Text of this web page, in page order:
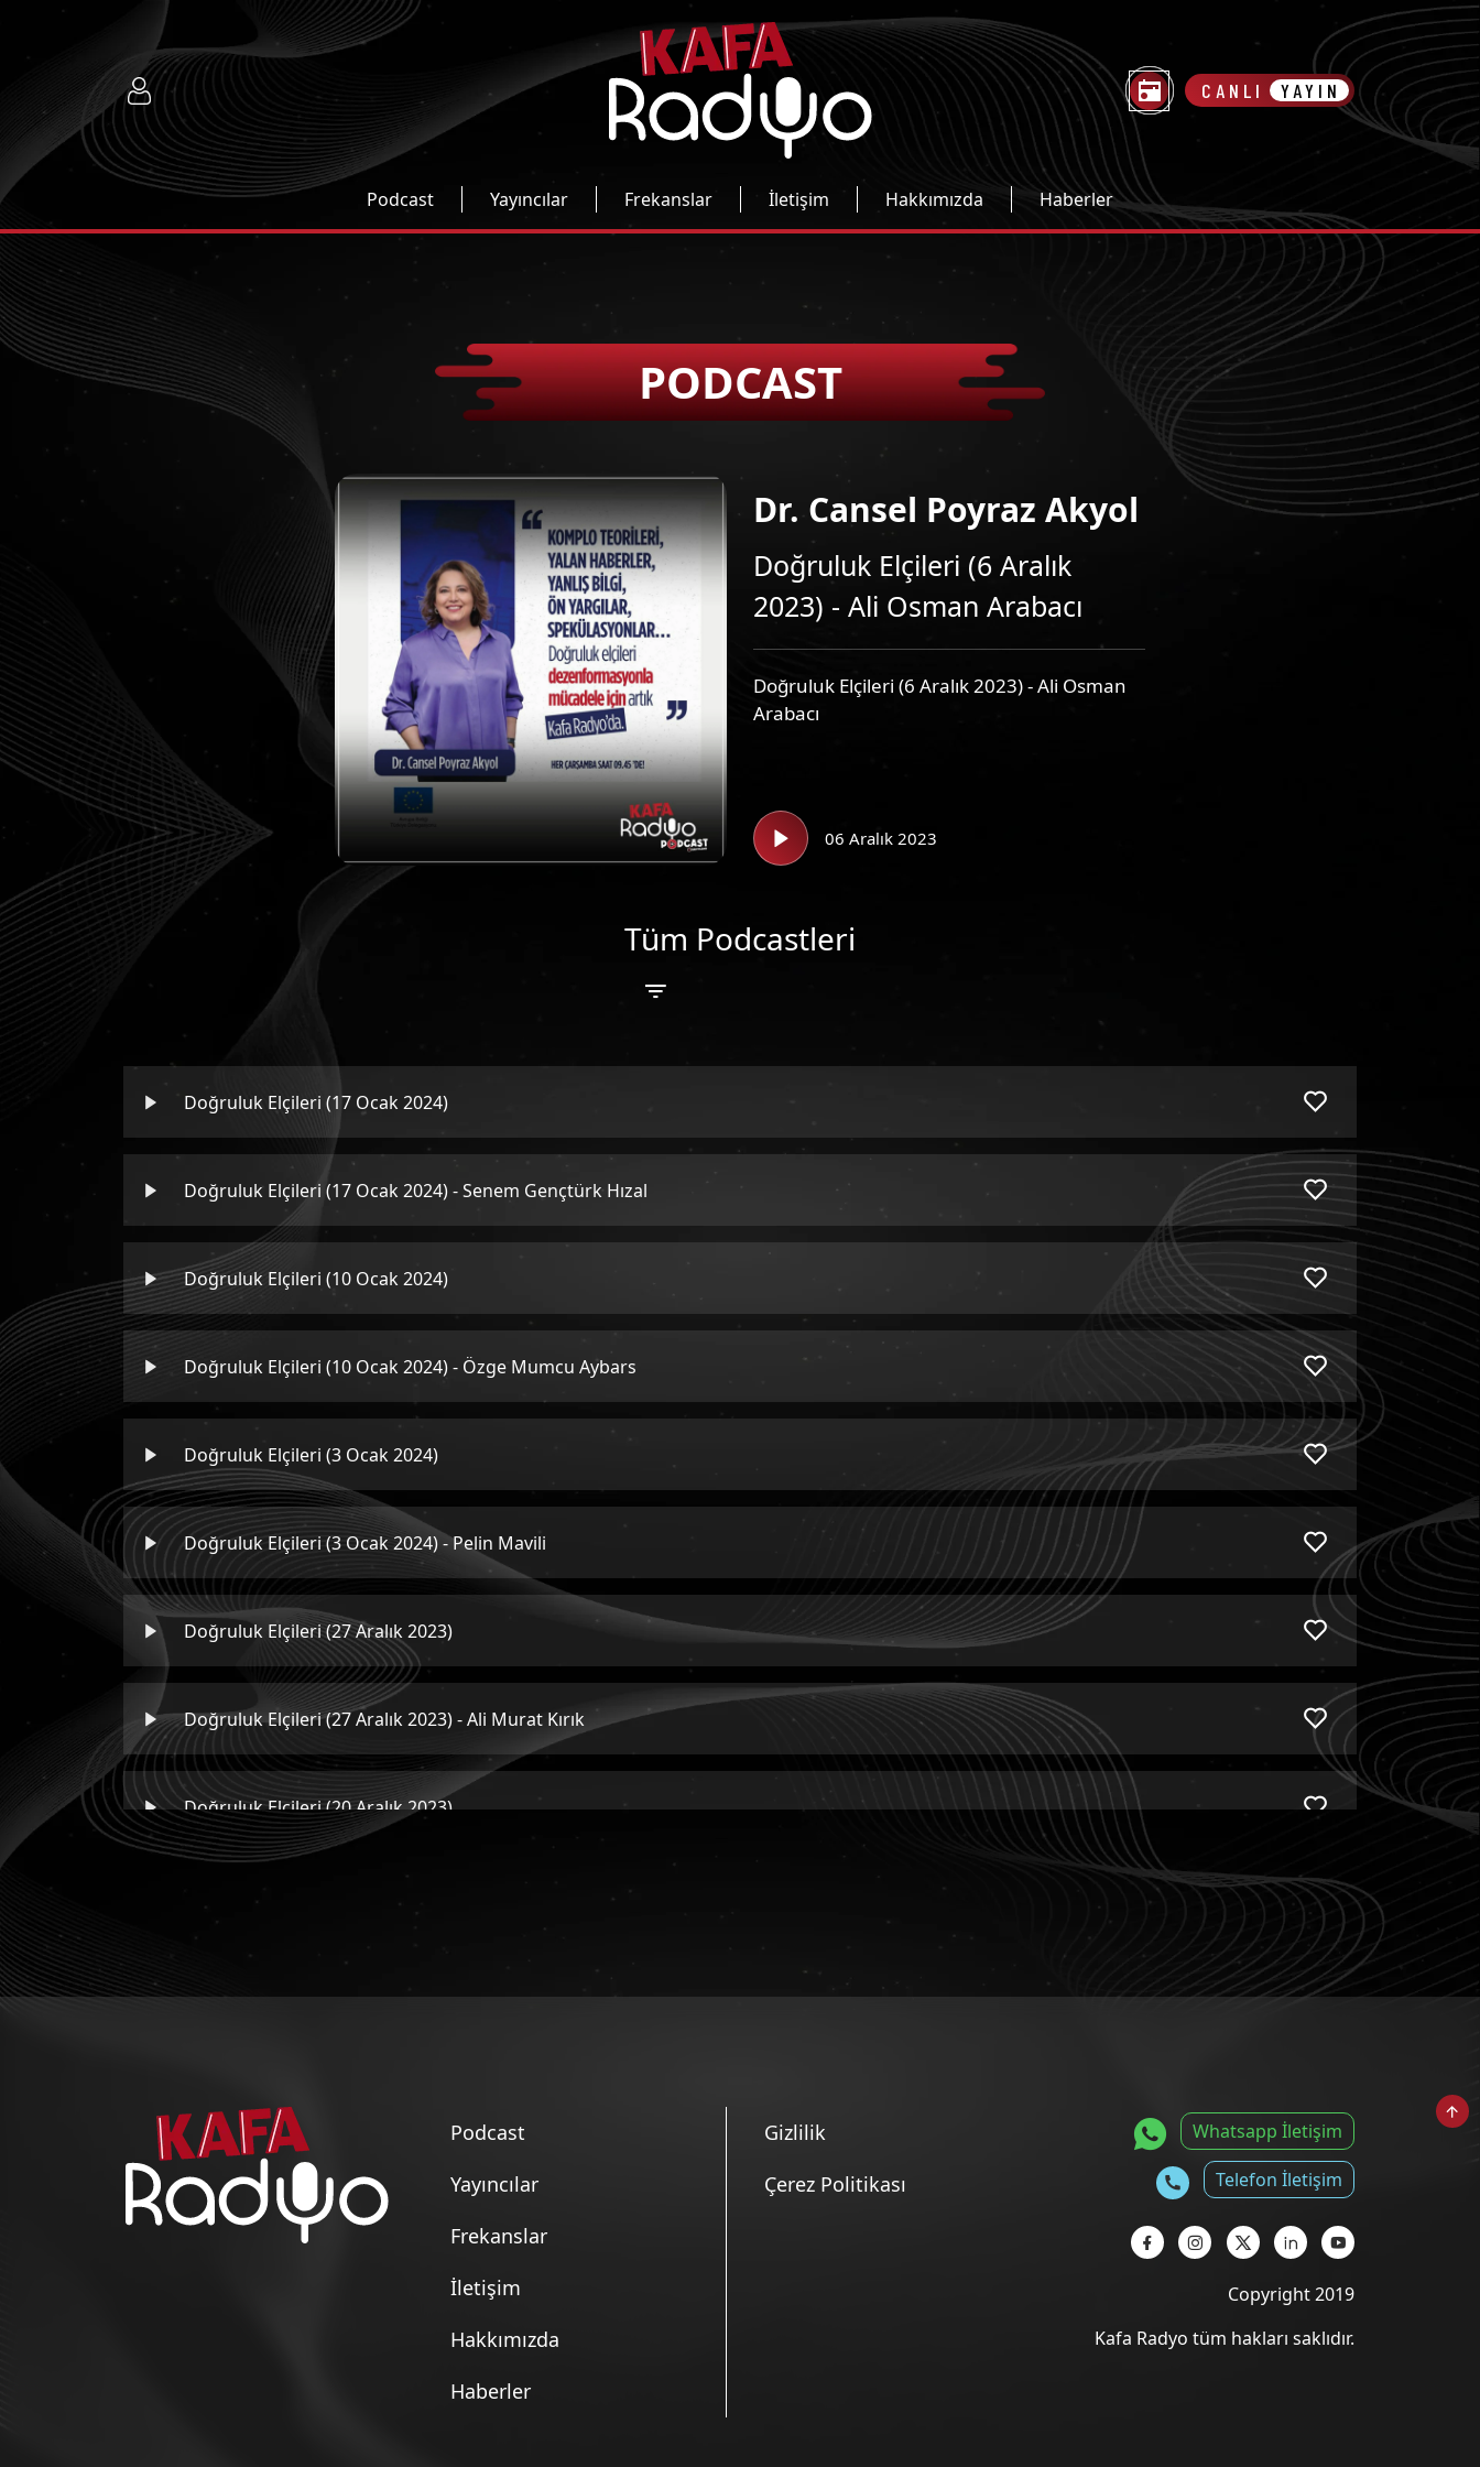
CANLI YAYIN
Podcast Yayıncılar Frekanslar İletişim Hakkımızda Haberler
PODCAST
Dr. Cansel Poyraz Akyol
Doğruluk Elçileri (6 Aralık
2023) - Ali Osman Arabacı
Doğruluk Elçileri (6 Aralık 2023) - Ali Osman
Arabacı
06 Aralık 2023
Tüm Podcastleri
Doğruluk Elçileri (17 Ocak 2024)
Doğruluk Elçileri (17 Ocak 2024) - Senem Gençtürk Hızal
Doğruluk Elçileri (10 Ocak 2024)
Doğruluk Elçileri (10 Ocak 2024) - Özge Mumcu Aybars
Doğruluk Elçileri (3 Ocak 2024)
Doğruluk Elçileri (3 Ocak 2024) - Pelin Mavili
Doğruluk Elçileri (27 Aralık 2023)
Doğruluk Elçileri (27 Aralık 2023) - Ali Murat Kırık
Doğruluk Elçileri (20 Aralık 2023)
Doğruluk Elçileri (20 Aralık 2023) - Özlem Gürses
Doğruluk Elçileri (6 Aralık 2023)
Doğruluk Elçileri (6 Aralık 2023) - Ali Osman Arabacı
Doğruluk Elçileri (29 Kasım 2023)
Podcast
Yayıncılar
Frekanslar
İletişim
Hakkımızda
Haberler
Gizlilik
Çerez Politikası
Whatsapp İletişim
Telefon İletişim
Copyright 2019
Kafa Radyo tüm hakları saklıdır.